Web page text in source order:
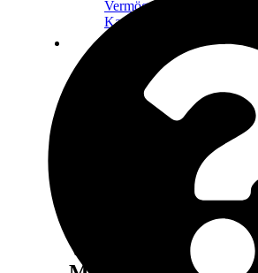
Vermögensaufbau-
Kapitalanlage
KUNDEN-
APP
Digitaler-
Finanzmanager
Werks